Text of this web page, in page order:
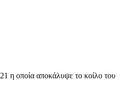
η οποία αποκάλυψε το κοίλο του